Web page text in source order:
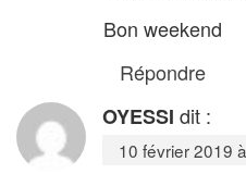
Bon weekend
Répondre
OYESSI dit :
10 février 2019